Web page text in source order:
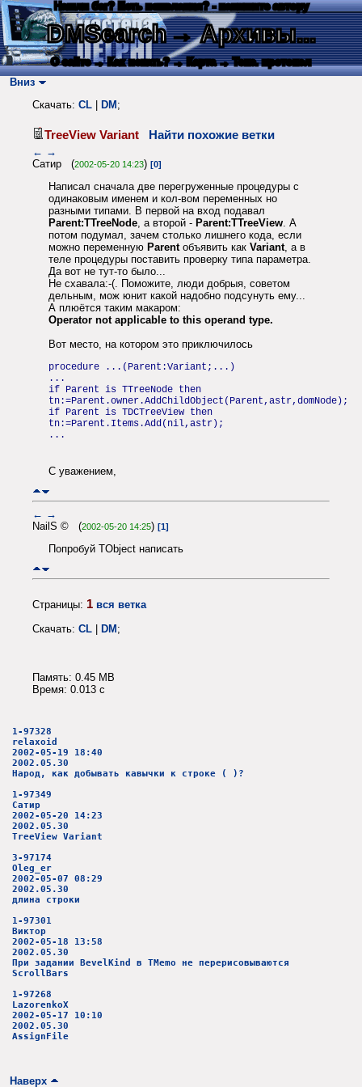
Нашли баг? Есть пожелания? - напишите автору
DMSearch→ Архивы...
О сайте → Как искать? → Карта → Текс. протокол
Вниз
Скачать: CL DM ;
TreeView Variant Найти похожие ветки
← →
Сатир (2002-05-20 14:23) [0]
Написал сначала две перегруженные процедуры с
одинаковым именем и кол-вом переменных но
разными типами. В первой на вход подавал
Parent:TTreeNode, а второй - Parent:TTreeView. А
потом подумал, зачем столько лишнего кода, если
можно переменную Parentобъявить как Variant, а в
теле процедуры поставить проверку типа параметра.
Да вот не тут-то было...
Не схавала:-(. Поможите, люди добрыя, советом
дельным, мож юнит какой надобно подсунуть ему...
А плюётся таким макаром:
Operator not applicable to this operand type.
Вот место, на котором это приключилось
procedure ...(Parent:Variant;...)
...
if Parent is TTreeNode then
tn:=Parent.owner.AddChildObject(Parent,astr,domNode);
if Parent is TDCTreeView then
tn:=Parent.Items.Add(nil,astr);
...
С уважением,
← →
NailS © (2002-05-20 14:25) [1]
Попробуй TObject написать
Страницы: 1 вся ветка
Скачать: CL DM ;
Память: 0.45 MB
Время: 0.013 c
1-97328
relaxoid
2002-05-19 18:40
2002.05.30
Народ, как добывать кавычки к строке ( )?
1-97349
Сатир
2002-05-20 14:23
2002.05.30
TreeView Variant
3-97174
Oleg_er
2002-05-07 08:29
2002.05.30
длина строки
1-97301
Виктор
2002-05-18 13:58
2002.05.30
При задании BevelKind в TMemo не перерисовываются
ScrollBars
1-97268
LazorenkoX
2002-05-17 10:10
2002.05.30
AssignFile
Наверх